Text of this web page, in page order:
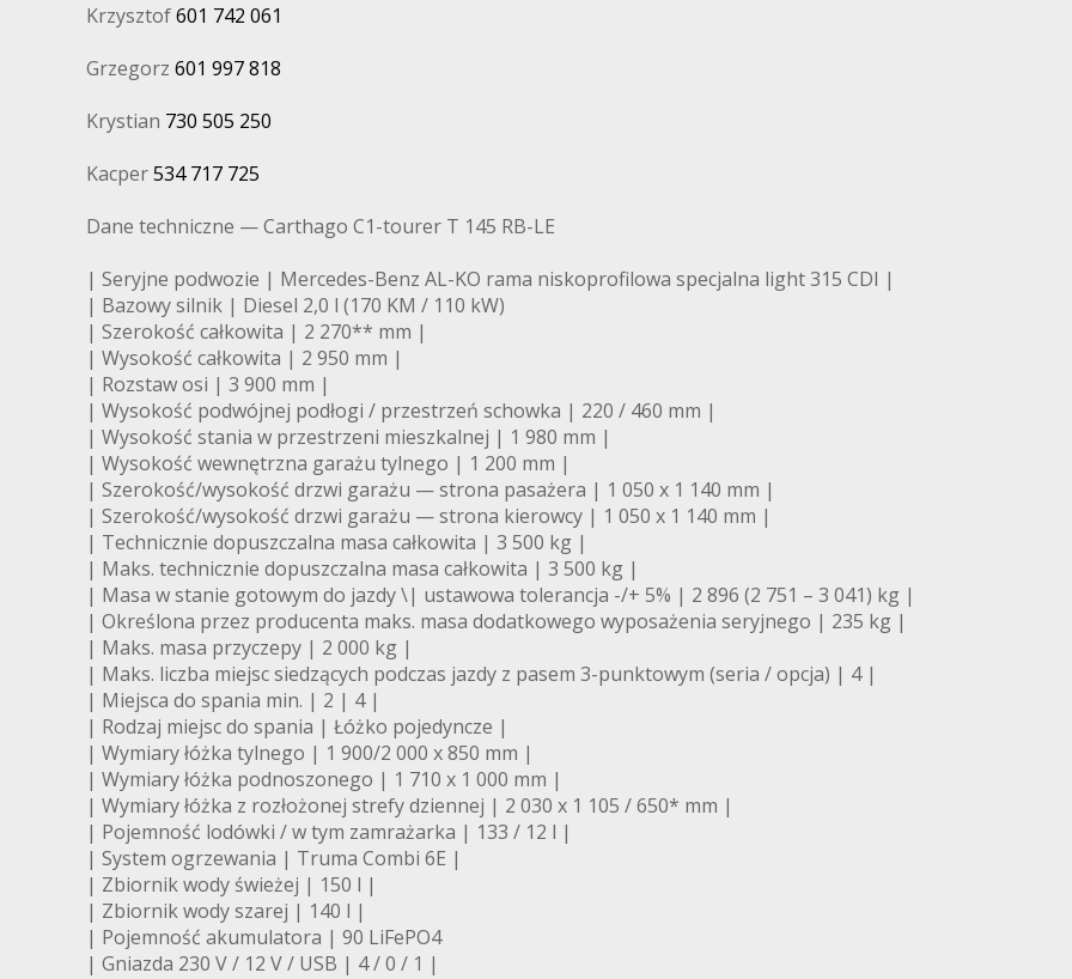
Krzysztof601 742 061
Grzegorz 601 997 818
Krystian 730 505 250
Kacper534 717 725
Dane techniczne — Carthago C1-tourer T 145 RB-LE
| Seryjne podwozie | Mercedes-Benz AL-KO rama niskoprofilowa specjalna light 315 CDI |
| Bazowy silnik | Diesel 2,0 l (170 KM / 110 kW)
| Szerokość całkowita | 2 270** mm |
| Wysokość całkowita | 2 950 mm |
| Rozstaw osi | 3 900 mm |
| Wysokość podwójnej podłogi / przestrzeń schowka | 220 / 460 mm |
| Wysokość stania w przestrzeni mieszkalnej | 1 980 mm |
| Wysokość wewnętrzna garażu tylnego | 1 200 mm |
| Szerokość/wysokość drzwi garażu — strona pasażera | 1 050 x 1 140 mm |
| Szerokość/wysokość drzwi garażu — strona kierowcy | 1 050 x 1 140 mm |
| Technicznie dopuszczalna masa całkowita | 3 500 kg |
| Maks. technicznie dopuszczalna masa całkowita | 3 500 kg |
| Masa w stanie gotowym do jazdy \| ustawowa tolerancja -/+ 5% | 2 896 (2 751 – 3 041) kg |
| Określona przez producenta maks. masa dodatkowego wyposażenia seryjnego | 235 kg |
| Maks. masa przyczepy | 2 000 kg |
| Maks. liczba miejsc siedzących podczas jazdy z pasem 3-punktowym (seria / opcja) | 4 |
| Miejsca do spania min. | 2 | 4 |
| Rodzaj miejsc do spania | Łóżko pojedyncze |
| Wymiary łóżka tylnego | 1 900/2 000 x 850 mm |
| Wymiary łóżka podnoszonego | 1 710 x 1 000 mm |
| Wymiary łóżka z rozłożonej strefy dziennej | 2 030 x 1 105 / 650* mm |
| Pojemność lodówki / w tym zamrażarka | 133 / 12 l |
| System ogrzewania | Truma Combi 6E |
| Zbiornik wody świeżej | 150 l |
| Zbiornik wody szarej | 140 l |
| Pojemność akumulatora | 90 LiFePO4
| Gniazda 230 V / 12 V / USB | 4 / 0 / 1 |